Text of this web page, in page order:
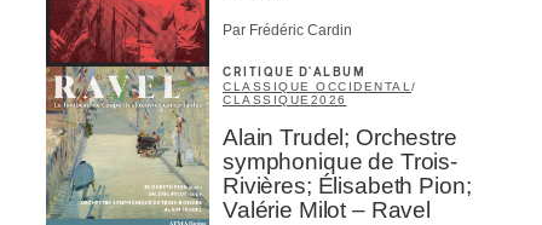
Par Frédéric Cardin
CRITIQUE D'ALBUM
CLASSIQUE OCCIDENTAL /
CLASSIQUE 2026
Alain Trudel; Orchestre
symphonique de Trois-
Rivières; Élisabeth Pion;
Valérie Milot – Ravel